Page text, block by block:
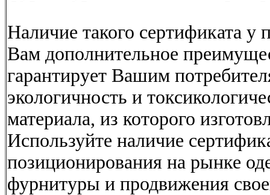
Наличие такого сертификата у
Вам дополнительное
гарантирует Вашим
экологичность и
материала, из которого
Используйте наличие
позиционирования на рынке
фурнитуры и продвижения